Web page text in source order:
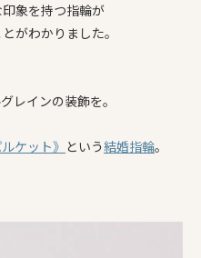
象を持つ指輪が
がわかりました。
レインの装飾を。
ルケット》 という結婚指輪。